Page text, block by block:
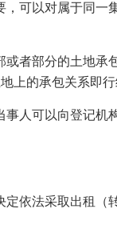
可以对属于同一
者部分的土地承
上的承包关系即
人可以向登记机
依法采取出租（